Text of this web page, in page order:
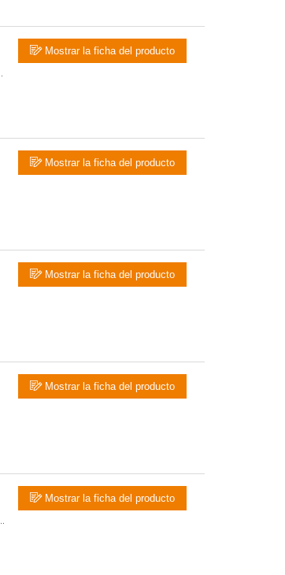
Mostrar la ficha del producto
Mostrar la ficha del producto
Mostrar la ficha del producto
Mostrar la ficha del producto
Mostrar la ficha del producto